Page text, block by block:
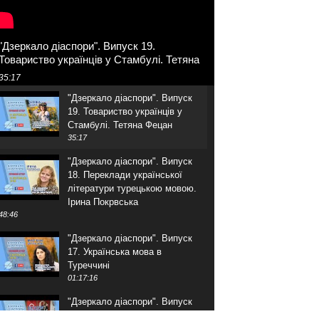
діаспори". Випуск 19.
українців у Стамбулі. Тетяна
Фецан
"Дзеркало діаспори". Випуск
19. Товариство українців у
Стамбулі. Тетяна Фецан
35:17
"Дзеркало діаспори". Випуск
18. Переклади української
літератури турецькою мовою.
Ірина Покрвська
"Дзеркало діаспори". Випуск
17. Українська мова в
Туреччині
01:17:16
"Дзеркало діаспори". Випуск